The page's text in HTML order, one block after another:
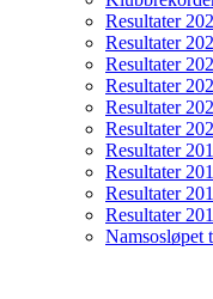
Resultater
Resultater
Resultater
Resultater
Resultater
Resultater
Resultater
Resultater
Resultater
Resultater
Namsosløpet